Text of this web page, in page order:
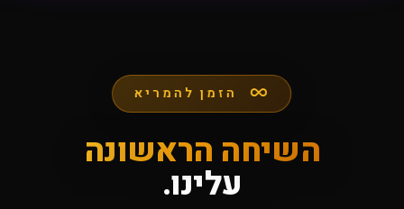
הזמן להמריא
השיחה הראשונה
עלינו.